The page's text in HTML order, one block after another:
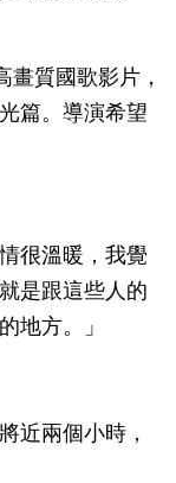
畫質國歌影片，
篇。導演希望
很溫暖，我覺
是跟這些人的
地方。」
近兩個小時，